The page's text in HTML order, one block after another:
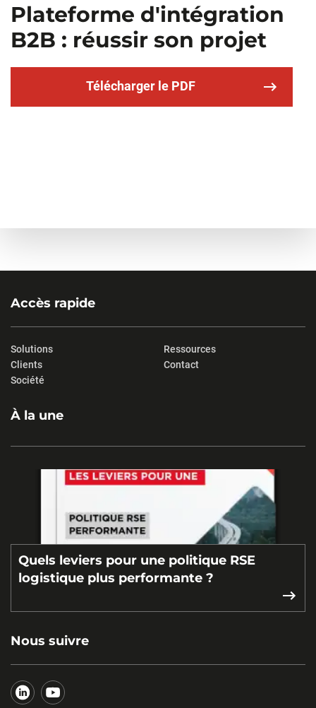
Plateforme d'intégration
B2B : réussir son projet
Télécharger le PDF
Accès rapide
Solutions
Clients
Société
Ressources
Contact
À la une
Quels leviers pour une politique RSE
logistique plus performante ?
Nous suivre